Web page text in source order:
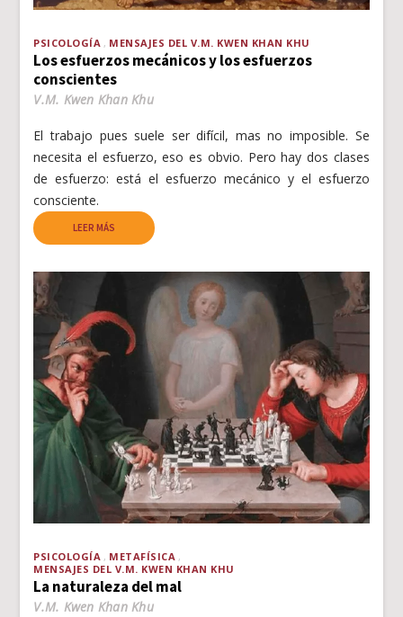
PSICOLOGÍA MENSAJES DEL V.M. KWEN KHAN KHU
Los esfuerzos mecánicos y los esfuerzos
conscientes
V.M. Kwen Khan Khu
El trabajo pues suele ser difícil, mas no imposible. Se
necesita el esfuerzo, eso es obvio. Pero hay dos clases
de esfuerzo: está el esfuerzo mecánico y el esfuerzo
consciente.
LEER MÁS
PSICOLOGÍA
METAFÍSICA
MENSAJES DEL V.M. KWEN KHAN KHU
La naturaleza del mal
V.M. Kwen Khan Khu